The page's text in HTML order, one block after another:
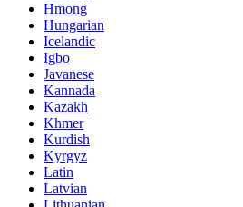
Hmong
Hungarian
Icelandic
Igbo
Javanese
Kannada
Kazakh
Khmer
Kurdish
Kyrgyz
Latin
Latvian